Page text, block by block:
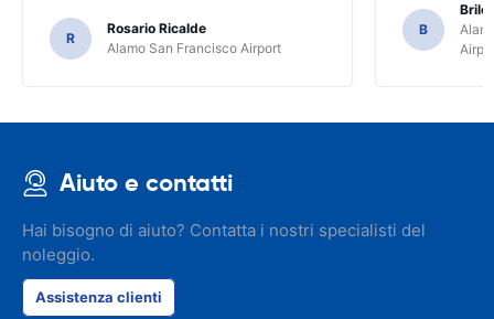
R
Rosario Ricalde
Alamo San Francisco Airport
B
Aiuto e contatti
Hai bisogno di aiuto? Contatta i nostri specialisti del
noleggio.
Assistenza clienti